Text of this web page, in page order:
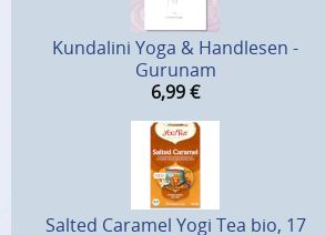
Kundalini Yoga & Handlesen -
Gurunam
6,99€
Salted Caramel Yogi Tea bio, 17